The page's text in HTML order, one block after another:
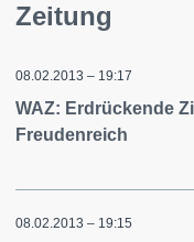
Zeitung
08.02.2013 – 19:17
WAZ: Erdrückende
Freudenreich
08.02.2013 – 19:15